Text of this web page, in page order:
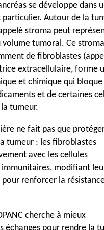
se développe dans
Autour de la
stroma peut
volume tumoral. Ce
de fibroblastes
extracellulaire, forme
et chimique qui bloque
et de certaines
tumeur.
ne fait pas que
tumeur : les fibroblastes
avec les cellules
immunitaires, modifiant
renforcer la
cherche à mieux